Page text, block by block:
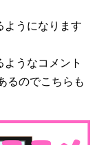
うになります
うなコメント
るのでこちらも